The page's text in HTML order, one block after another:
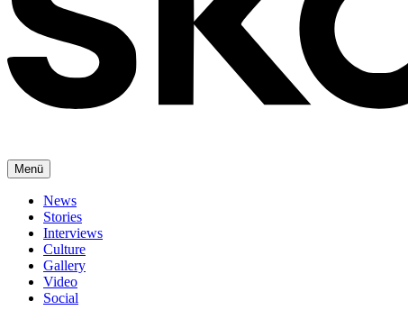
Menü
News
Stories
Interviews
Culture
Gallery
Video
Social